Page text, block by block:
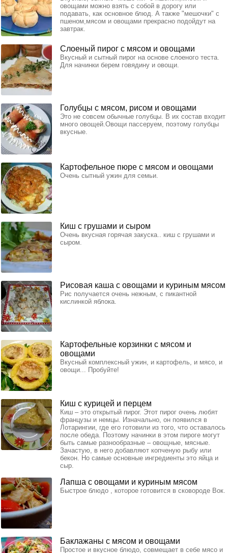
овощами можно взять с собой в дорогу или
подавать, как основное блюд. А также "мешочки" с
пшеном,мясом и овощами прекрасно подойдут на
завтрак.
Слоеный пирог с мясом и овощами
Вкусный и сытный пирог на основе слоеного теста.
Для начинки берем говядину и овощи.
Голубцы с мясом, рисом и овощами
Это не совсем обычные голубцы. В их состав входит
много овощей.Овощи пассеруем, поэтому голубцы
вкусные.
Картофельное пюре с мясом и овощами
Очень сытный ужин для семьи.
Киш с грушами и сыром
Очень вкусная горячая закуска.. киш с грушами и
сыром.
Рисовая каша с овощами и куриным мясом
Рис получается очень нежным, с пикантной
кислинкой яблока.
Картофельные корзинки с мясом и
овощами
Вкусный комплексный ужин, и картофель, и мясо, и
овощи... Пробуйте!
Киш с курицей и перцем
Киш – это открытый пирог. Этот пирог очень любят
французы и немцы. Изначально, он появился в
Лотарингии, где его готовили из того, что оставалось
после обеда. Поэтому начинки в этом пироге могут
быть самые разнообразные – овощные, мясные.
Зачастую, в него добавляют копченую рыбу или
бекон. Но самые основные ингредиенты это яйца и
сыр.
Лапша с овощами и куриным мясом
Быстрое блюдо , которое готовится в сковороде Вок.
Баклажаны с мясом и овощами
Простое и вкусное блюдо, совмещает в себе мясо и